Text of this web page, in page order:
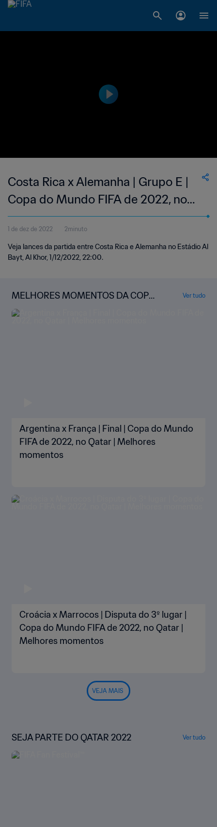
Costa Rica x Alemanha | Grupo E |
Copa do Mundo FIFA de 2022, no
Qatar | Melhores momentos
1 de dez de 2022 2minuto
Veja lances da partida entre Costa Rica e Alemanha no Estádio Al
Bayt, Al Khor, 1/12/2022, 22:00.
MELHORES MOMENTOS DA COPA
DO MUNDO
Ver tudo
Argentina x França | Final | Copa do Mundo
FIFA de 2022, no Qatar | Melhores
momentos
Croácia x Marrocos | Disputa do 3º lugar |
Copa do Mundo FIFA de 2022, no Qatar |
Melhores momentos
VEJA MAIS
SEJA PARTE DO QATAR 2022 Ver tudo